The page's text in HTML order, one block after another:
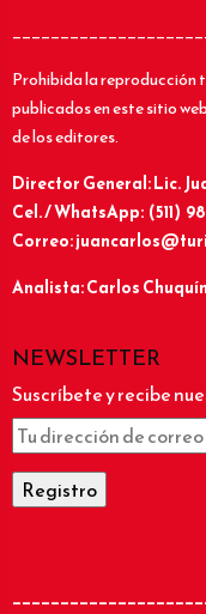
Prohibida la reproducción
publicados en este sitio
de los editores.
Director General: Lic.
Cel. / WhatsApp: (511)
Correo:
Analista: Carlos
NEWSLETTER
Suscríbete y recibe